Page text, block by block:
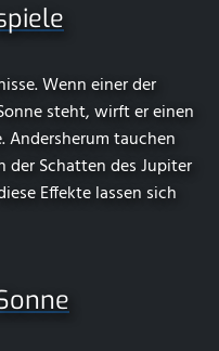
Wenn einer der
steht, wirft er einen
Andersherum tauchen
Schatten des Jupiter
Effekte lassen sich